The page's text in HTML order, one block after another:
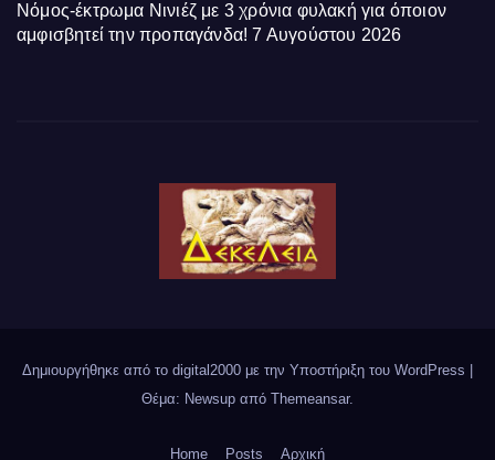
Νόμος-έκτρωμα Νινιέζ με 3 χρόνια φυλακή για όποιον
αμφισβητεί την προπαγάνδα! 7 Αυγούστου 2026
Δημιουργήθηκε από το digital2000 με την Υποστήριξη του WordPress
Θέμα: Newsup από Themeansar.
Home Posts Αρχική